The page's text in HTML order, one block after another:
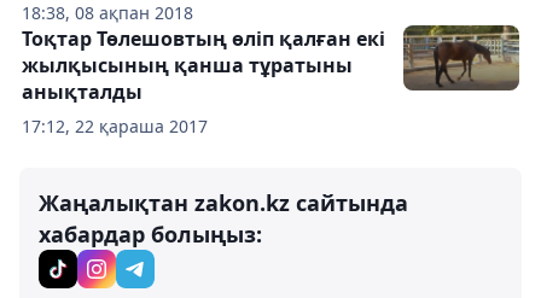
18:38, 08 ақпан 2018
17:12, 22 қараша 2017
Тоқтар Төлешовтың өліп қалған екі
жылқысының қанша тұратыны
анықталды
Жаңалықтан zakon.kz сайтында
хабардар болыңыз: